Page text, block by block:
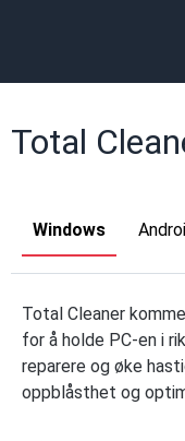
Total
Windows
Total Cleaner
for å holde PC-en i
reparere og øke
oppblåsthet og